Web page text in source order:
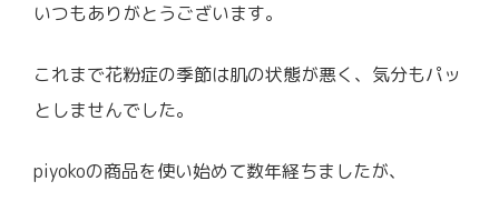
いつもありがとうございます。
これまで花粉症の季節は肌の状態が悪く、気分もパッ
としませんでした。
piyokoの商品を使い始めて数年経ちましたが、